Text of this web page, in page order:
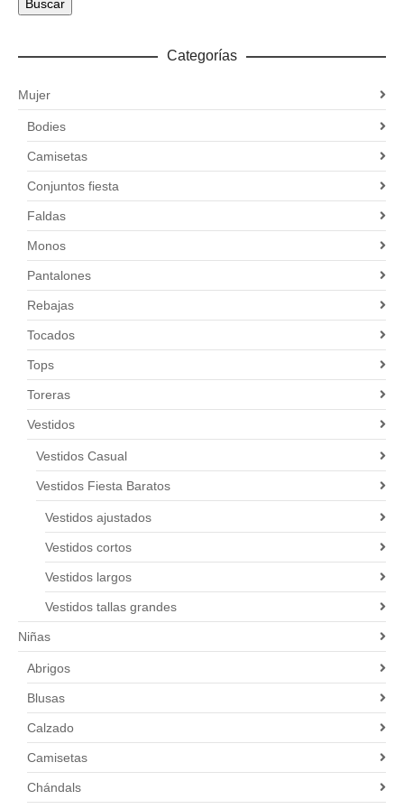
Buscar
Categorías
Mujer
Bodies
Camisetas
Conjuntos fiesta
Faldas
Monos
Pantalones
Rebajas
Tocados
Tops
Toreras
Vestidos
Vestidos Casual
Vestidos Fiesta Baratos
Vestidos ajustados
Vestidos cortos
Vestidos largos
Vestidos tallas grandes
Niñas
Abrigos
Blusas
Calzado
Camisetas
Chándals